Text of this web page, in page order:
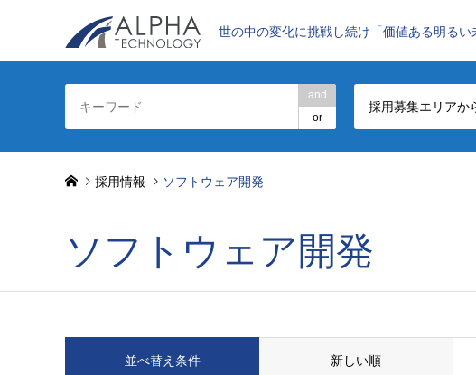
世の中の変化に挑戦し続け「価値ある明るい
and
or
採用募集エリアか
採用情報 ソフトウェア開発
ソフトウェア開発
並べ替え条件 新しい順